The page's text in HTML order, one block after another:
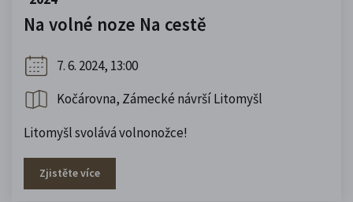
Na volné noze Na cestě
7. 6. 2024, 13:00
Kočárovna, Zámecké návrší Litomyšl
Litomyšl svolává volnonožce!
Zjistěte více